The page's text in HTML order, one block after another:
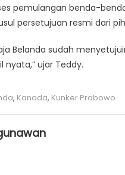
pemulangan benda-
persetujuan resmi dari
Belanda sudah
ujar Teddy.
, Kanada, Kunker Prabowo